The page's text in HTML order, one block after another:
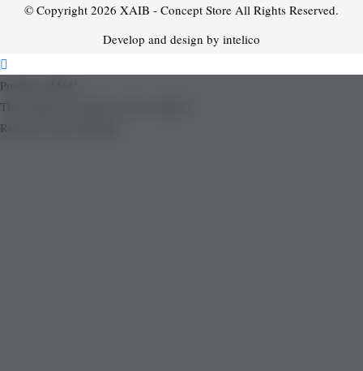
© Copyright 2026 XAIB - Concept Store All Rights Reserved.
Develop and design by intelico
Product added!
The product is already in the wishlist!
Removed from Wishlist